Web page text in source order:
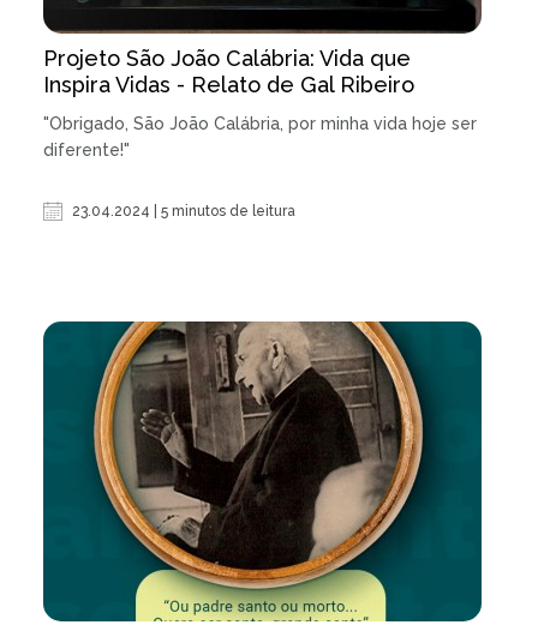
Projeto São João Calábria: Vida que
Inspira Vidas - Relato de Gal Ribeiro
"Obrigado, São João Calábria, por minha vida hoje ser
diferente!"
23.04.2024 | 5 minutos de leitura